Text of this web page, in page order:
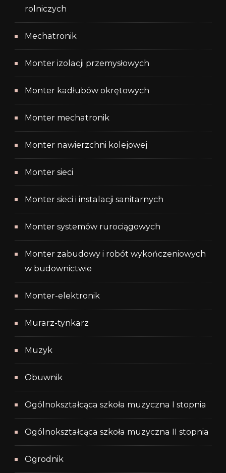
rolniczych
Mechatronik
Monter izolacji przemysłowych
Monter kadłubów okrętowych
Monter mechatronik
Monter nawierzchni kolejowej
Monter sieci
Monter sieci i instalacji sanitarnych
Monter systemów rurociągowych
Monter zabudowy i robót wykończeniowych
w budownictwie
Monter-elektronik
Murarz-tynkarz
Muzyk
Obuwnik
Ogólnokształcąca szkoła muzyczna I stopnia
Ogólnokształcąca szkoła muzyczna II stopnia
Ogrodnik